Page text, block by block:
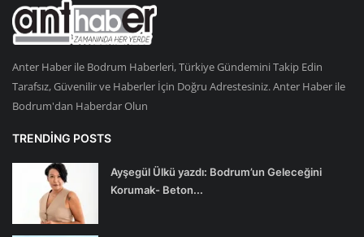
Anter Haber ile Bodrum Haberleri, Türkiye Gündemini Takip Edin
Tarafsız, Güvenilir ve Haberler İçin Doğru Adrestesiniz. Anter Haber ile
Bodrum'dan Haberdar Olun
TRENDING POSTS
Ayşegül Ülkü yazdı: Bodrum’un Geleceğini
Korumak- Beton...